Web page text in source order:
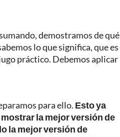
demostramos de qué
lo que significa, que es
práctico. Debemos aplicar
para ello. Esto ya
la mejor versión de
la mejor versión de